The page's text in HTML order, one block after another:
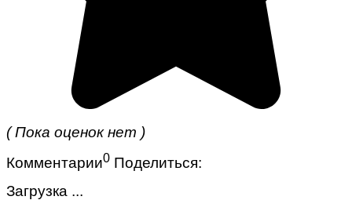
( Пока оценок нет )
Комментарии0 Поделиться:
Загрузка ...